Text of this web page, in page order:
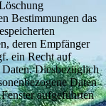
Bestimmungen das
deren Empfänger
ein Recht auf
Diesbezüglich
Daten
aufgeführten